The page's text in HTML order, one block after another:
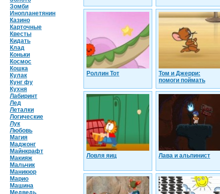
Зомби
Инопланетянин
Казино
Карточные
Квесты
Кидать
Клад
Коньки
Космос
Кошка
Кулак
Кунг фу
Кухня
Лабиринт
Лед
Леталки
Логические
Лук
Любовь
Магия
Маджонг
Майнкрафт
Макияж
Мальчик
Маникюр
Марио
Машина
Медведь
Роллин Тот
Том и Джерри:
помоги поймать
Ловля яиц Лава и альпинист